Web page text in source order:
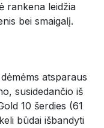
rankena leidžia
bei smaigalį.
atsparaus
susidedančio iš
10 šerdies (61
būdai išbandyti